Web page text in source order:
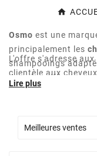
Osmo est une
principalement les
shampooings
de gels coiffants
L'offre s'adresse aux
clientèle aux
cohérente du lavage
Meilleures ventes